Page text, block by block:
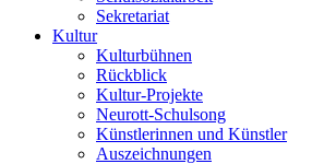
Sekretariat
Kultur
Kulturbühnen
Rückblick
Kultur-Projekte
Neurott-Schulsong
Künstlerinnen und Künstler
Auszeichnungen